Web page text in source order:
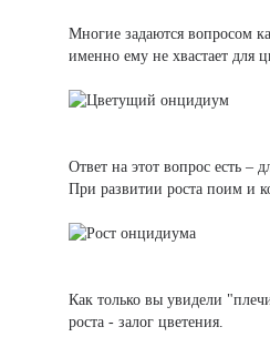
Многие задаются вопросом
именно ему не хвастает для
Ответ на этот вопрос есть –
При развитии роста поим и
Как только вы увидели
роста - залог цветения.